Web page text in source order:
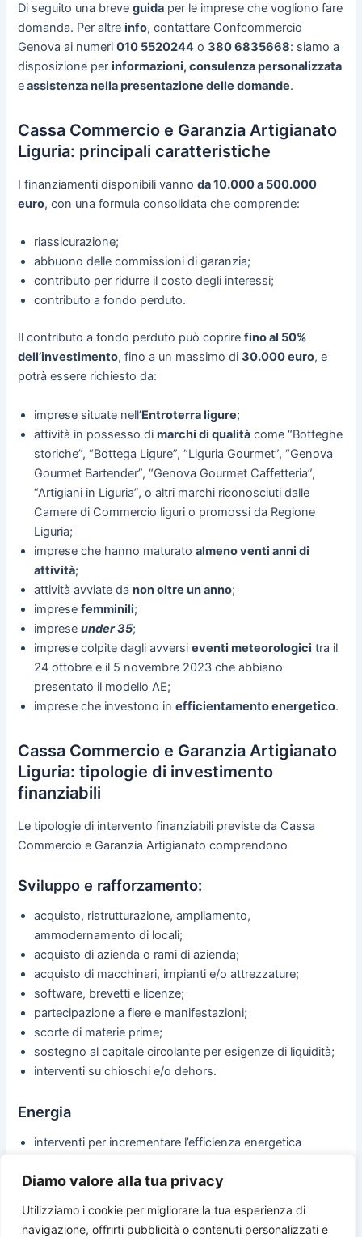
Diamo valore alla tua privacy
Utilizziamo i cookie per migliorare la tua esperienza di
navigazione, offrirti pubblicità o contenuti personalizzati e
Di seguito una breveguida per le imprese che vogliono fare
domanda. Per altreinfo, contattare Confcommercio
Genova ai numeri010 5520244 o380 6835668: siamo a
disposizione perinformazioni, consulenza personalizzata
eassistenza nella presentazione delle domande.
Cassa Commercio e Garanzia Artigianato
Liguria: principali caratteristiche
I finanziamenti disponibili vannoda 10.000 a 500.000
euro, con una formula consolidata che comprende:
riassicurazione;
abbuono delle commissioni di garanzia;
contributo per ridurre il costo degli interessi;
contributo a fondo perduto.
Il contributo a fondo perduto può coprirefino al 50%
dell’investimento, fino a un massimo di30.000 euro, e
potrà essere richiesto da:
imprese situate nell’Entroterra ligure;
attività in possesso dimarchi di qualità come “Botteghe
storiche”, “Bottega Ligure”, “Liguria Gourmet”, “Genova
Gourmet Bartender”, “Genova Gourmet Caffetteria”,
“Artigiani in Liguria”, o altri marchi riconosciuti dalle
Camere di Commercio liguri o promossi da Regione
Liguria;
imprese che hanno maturatoalmeno venti anni di
attività;
attività avviate danon oltre un anno;
impresefemminili;
impreseunder 35;
imprese colpite dagli avversieventi meteorologici tra il
24 ottobre e il 5 novembre 2023 che abbiano
presentato il modello AE;
imprese che investono inefficientamento energetico.
Cassa Commercio e Garanzia Artigianato
Liguria: tipologie di investimento
finanziabili
Le tipologie di intervento finanziabili previste da Cassa
Commercio e Garanzia Artigianato comprendono
Sviluppo e rafforzamento:
acquisto, ristrutturazione, ampliamento,
ammodernamento di locali;
acquisto di azienda o rami di azienda;
acquisto di macchinari, impianti e/o attrezzature;
software, brevetti e licenze;
partecipazione a fiere e manifestazioni;
scorte di materie prime;
sostegno al capitale circolante per esigenze di liquidità;
interventi su chioschi e/o dehors.
Energia
interventi per incrementare l’efficienza energetica